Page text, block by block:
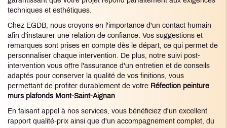
techniques et esthétiques.
Chez EGDB, nous croyons en l'importance d'un contact humain
afin d'instaurer une relation de confiance. Vos suggestions et
remarques sont prises en compte dès le départ, ce qui permet de
personnaliser chaque intervention. De plus, notre suivi post-
intervention vous offre l'assurance d'un entretien et de conseils
adaptés pour conserver la qualité de vos finitions, vous
permettant de profiter durablement de votre Réfection peinture
murs plafonds Mont-Saint-Aignan.
En faisant appel à nos services, vous bénéficiez d'un excellent
rapport qualité-prix ainsi que d'un accompagnement complet, du